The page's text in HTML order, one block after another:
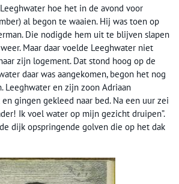
hoe het in de avond voor
al begon te waaien. Hij was toen op
Die nodigde hem uit te blijven slapen
Maar daar voelde Leeghwater niet
zijn logement. Dat stond hoog op de
daar was aangekomen, begon het nog
Leeghwater en zijn zoon Adriaan
gingen gekleed naar bed. Na een uur zei
Ik voel water op mijn gezicht druipen”.
dijk opspringende golven die op het dak